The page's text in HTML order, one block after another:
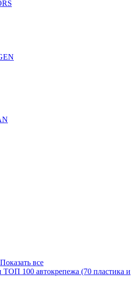
Показать все
ТОП 100 автокрепежа (70 пластика и